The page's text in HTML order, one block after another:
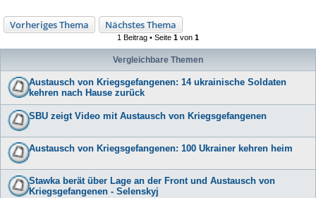
Vorheriges Thema Nächstes Thema
1 Beitrag • Seite 1 von 1
Vergleichbare Themen
Austausch von Kriegsgefangenen: 14 ukrainische Soldaten
kehren nach Hause zurück
SBU zeigt Video mit Austausch von Kriegsgefangenen
Austausch von Kriegsgefangenen: 100 Ukrainer kehren heim
Stawka berät über Lage an der Front und Austausch von
Kriegsgefangenen - Selenskyj